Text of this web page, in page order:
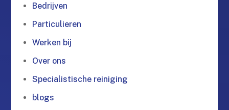
Bedrijven
Particulieren
Werken bij
Over ons
Specialistische reiniging
blogs